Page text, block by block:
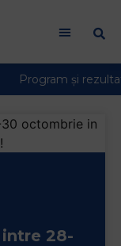
28-